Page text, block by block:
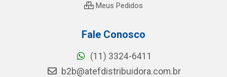
Meus Pedidos
Fale Conosco
(11) 3324-6411
b2b@atefdistribuidora.com.br